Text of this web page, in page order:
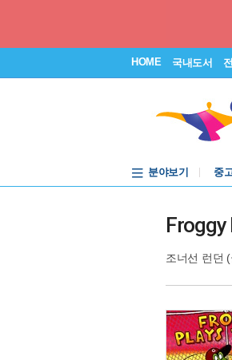
HOME 국내도서
분야보기
중
Froggy
조너선 런던